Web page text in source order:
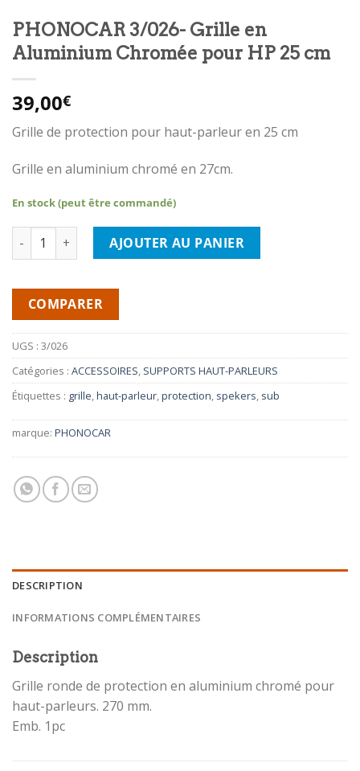
PHONOCAR 3/026- Grille en
Aluminium Chromée pour HP 25 cm
39,00€
Grille de protection pour haut-parleur en 25 cm
Grille en aluminium chromé en 27cm.
En stock (peut être commandé)
quantité de PHONOCAR 3/026- Grille en Aluminium Chromée
AJOUTER AU PANIER
COMPARER
UGS : 3/026
Catégories : ACCESSOIRES, SUPPORTS HAUT-PARLEURS
Étiquettes : grille,haut-parleur,protection, spekers, sub
marque: PHONOCAR
DESCRIPTION
INFORMATIONS COMPLÉMENTAIRES
Description
Grille ronde de protection en aluminium chromé pour
haut-parleurs. 270 mm.
Emb. 1pc